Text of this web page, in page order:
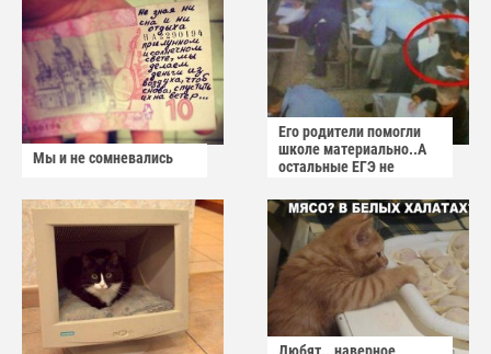
Мы и не сомневались
Его родители помогли
школе материально..А
остальные ЕГЭ не